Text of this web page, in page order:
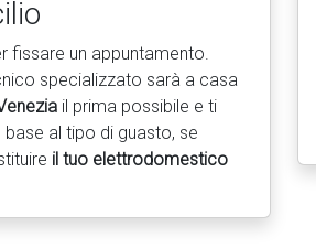
fissare un appuntamento.
specializzato sarà a casa
il prima possibile e ti
base al tipo di guasto, se
il tuo elettrodomestico